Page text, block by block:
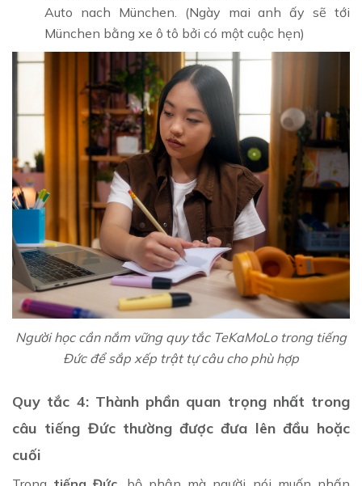
Auto nach München. (Ngày mai anh ấy sẽ tới
München bằng xe ô tô bởi có một cuộc hẹn)
Người học cần nắm vững quy tắc TeKaMoLo trong tiếng
Đức để sắp xếp trật tự câu cho phù hợp
Quy tắc 4: Thành phần quan trọng nhất trong
câu tiếng Đức thường được đưa lên đầu hoặc
cuối